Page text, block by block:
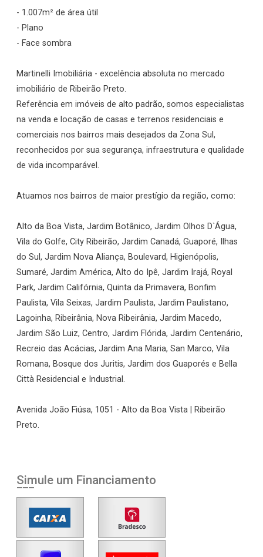
- 1.007m² de área útil
- Plano
- Face sombra
Martinelli Imobiliária - excelência absoluta no mercado
imobiliário de Ribeirão Preto.
Referência em imóveis de alto padrão, somos especialistas
na venda e locação de casas e terrenos residenciais e
comerciais nos bairros mais desejados da Zona Sul,
reconhecidos por sua segurança, infraestrutura e qualidade
de vida incomparável.
Atuamos nos bairros de maior prestígio da região, como:
Alto da Boa Vista, Jardim Botânico, Jardim Olhos D`Água,
Vila do Golfe, City Ribeirão, Jardim Canadá, Guaporé, Ilhas
do Sul, Jardim Nova Aliança, Boulevard, Higienópolis,
Sumaré, Jardim América, Alto do Ipê, Jardim Irajá, Royal
Park, Jardim Califórnia, Quinta da Primavera, Bonfim
Paulista, Vila Seixas, Jardim Paulista, Jardim Paulistano,
Lagoinha, Ribeirânia, Nova Ribeirânia, Jardim Macedo,
Jardim São Luiz, Centro, Jardim Flórida, Jardim Centenário,
Recreio das Acácias, Jardim Ana Maria, San Marco, Vila
Romana, Bosque dos Juritis, Jardim dos Guaporés e Bella
Città Residencial e Industrial.
Avenida João Fiúsa, 1051 - Alto da Boa Vista | Ribeirão
Preto.
Simule um Financiamento